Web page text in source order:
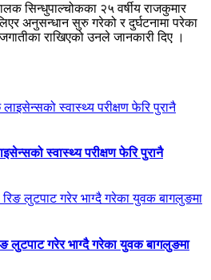
सिन्धुपाल्चोकका २५ वर्षीय राजकुमार
अनुसन्धान सुरु गरेको र दुर्घटनामा परेका
राखिएको उनले जानकारी दिए ।
स्वास्थ्य परीक्षण फेरि पुरानै
लुटपाट गरेर भाग्दै गरेका युवक बागलुङमा